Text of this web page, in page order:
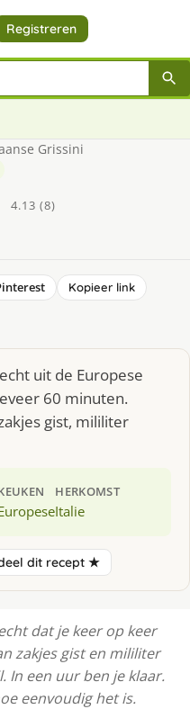
Registreren
Grissini
4.13 (8)
Kopieer link
uit de Europese
60 minuten.
gist, mililiter
HERKOMST
Italie
dit recept ★
dat je keer op keer
zakjes gist en mililiter
In een uur ben je klaar.
eenvoudig het is.